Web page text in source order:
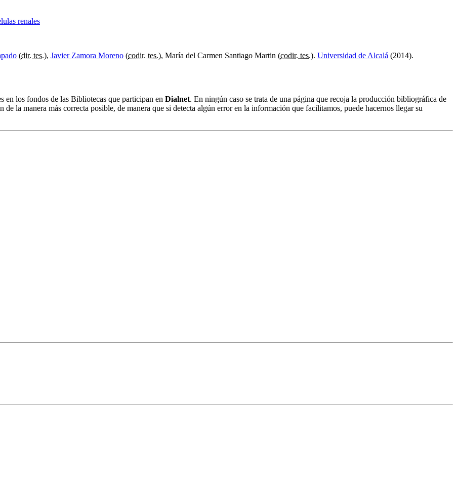
renales
(dir. tes.), Javier Zamora Moreno (codir. tes.), María del Carmen Santiago Martin (codir. tes.). Universidad de Alcalá (2014).
en los fondos de las Bibliotecas que participan en Dialnet. En ningún caso se trata de una página que recoja la producción bibliográfica de
la manera más correcta posible, de manera que si detecta algún error en la información que facilitamos, puede hacernos llegar su